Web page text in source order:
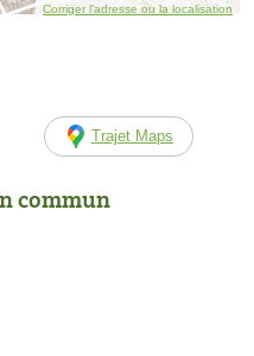
Corriger l’adresse ou la localisation
Trajet Maps
commun